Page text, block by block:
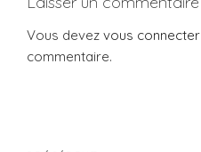
k
Vous devez vous connecter
commentaire.